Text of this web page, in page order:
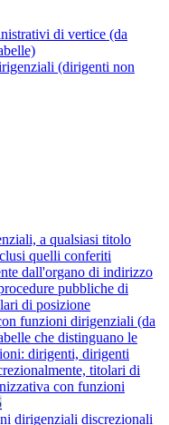
di vertice (da
(dirigenti non
a qualsiasi titolo
quelli conferiti
dall'organo di indirizzo
pubbliche di
di posizione
funzioni dirigenziali (da
che distinguano le
dirigenti, dirigenti
titolari di
con funzioni
dirigenziali discrezionali